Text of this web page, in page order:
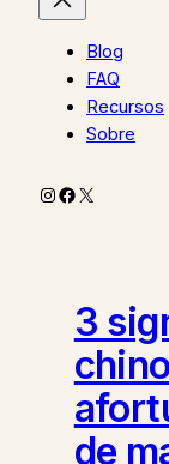
Blog
FAQ
Recursos
Sobre
Instagram
Facebook
X
3
de